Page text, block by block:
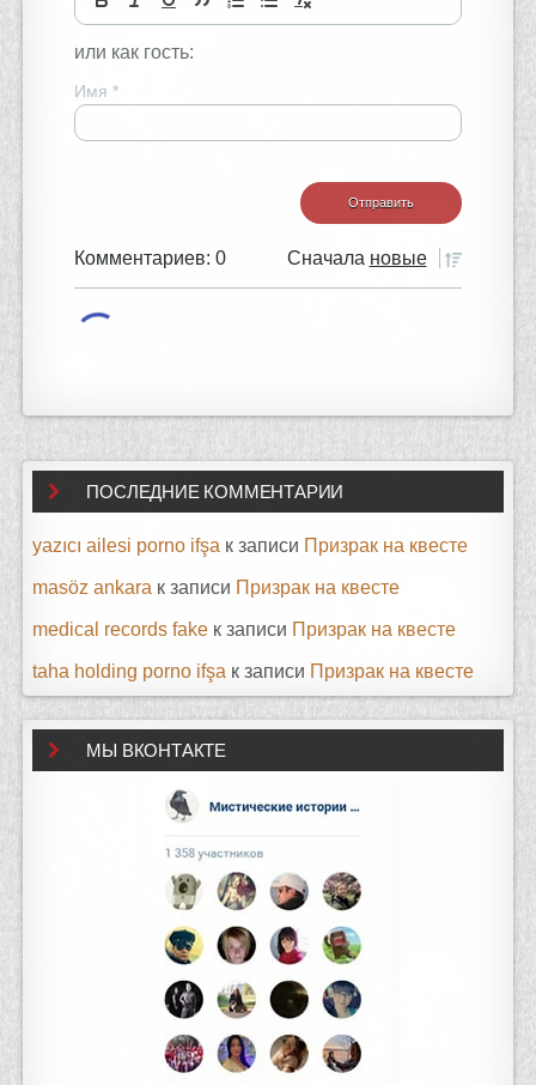
или как гость:
Имя *
Комментариев: 0 Сначала новые
ПОСЛЕДНИЕ КОММЕНТАРИИ
yazıcı ailesi porno ifşa к записи Призрак на квесте
masöz ankara к записи Призрак на квесте
medical records fake к записи Призрак на квесте
taha holding porno ifşa к записи Призрак на квесте
МЫ ВКОНТАКТЕ